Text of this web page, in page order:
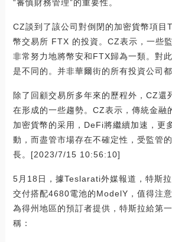
“審慎財務管理”的重要性。
CZ談到了該公司對倒閉的加密貨幣項目
幣交易所 FTX 的投資。CZ表示，一些
非常努力地將幣安和FTX歸為一類。對
是不同的。并非華爾街的所有投資公司都
除了回顧交易所多年來的歷程外，CZ還
在形成的一些趨勢。CZ表示，傳統金融
加密貨幣的采用，DeFi將繼續加速，更
動，而盡管市場存在不確定性，受監管
長。[2023/7/15 10:56:10]
5月18日，據Teslarati外媒報道，特斯
交付搭配4680電池的ModelY，值得注
為得州地區的預訂者提供，特斯拉給第
稱：